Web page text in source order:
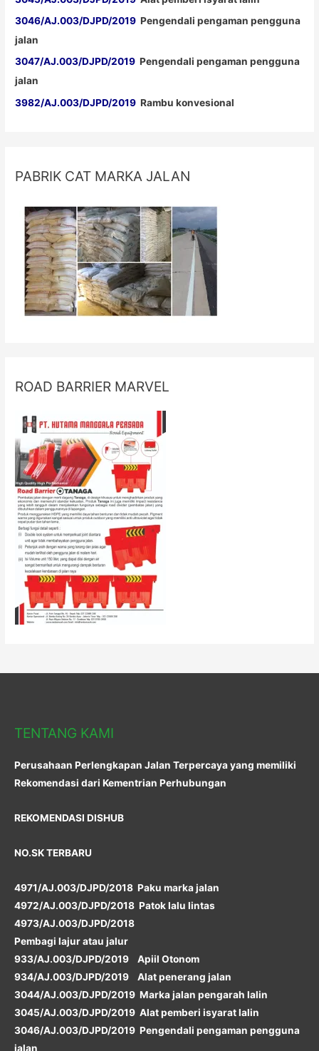
3046/AJ.003/DJPD/2019 Pengendali pengaman pengguna
jalan
3047/AJ.003/DJPD/2019 Pengendali pengaman pengguna
jalan
3982/AJ.003/DJPD/2019 Rambu konvesional
PABRIK CAT MARKA JALAN
ROAD BARRIER MARVEL
TENTANG KAMI
Perusahaan Perlengkapan Jalan Terpercaya yang memiliki
Rekomendasi dari Kementrian Perhubungan
REKOMENDASI DISHUB
NO.SK TERBARU
4971/AJ.003/DJPD/2018 Paku marka jalan
4972/AJ.003/DJPD/2018 Patok lalu lintas
4973/AJ.003/DJPD/2018
Pembagi lajur atau jalur
933/AJ.003/DJPD/2019 Apiil Otonom
934/AJ.003/DJPD/2019 Alat penerang jalan
3044/AJ.003/DJPD/2019 Marka jalan pengarah lalin
3045/AJ.003/DJPD/2019 Alat pemberi isyarat lalin
3046/AJ.003/DJPD/2019 Pengendali pengaman pengguna
jalan